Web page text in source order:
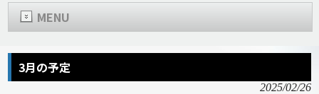
MENU
3月の予定
2025/02/26